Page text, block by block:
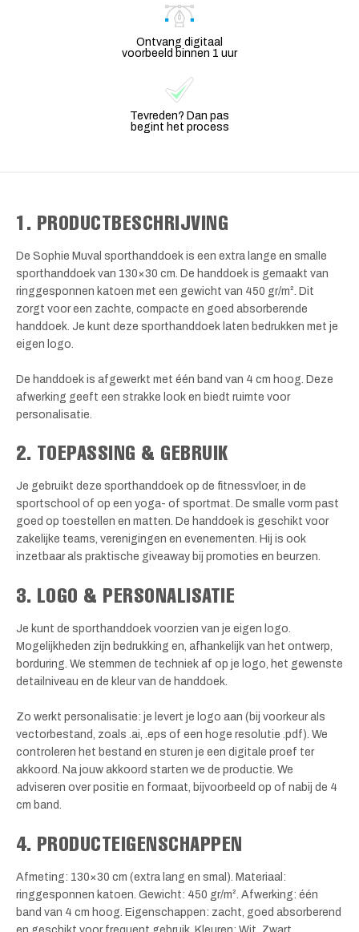
Ontvang digitaal
voorbeeld binnen 1 uur
Tevreden? Dan pas
begint het process
1. PRODUCTBESCHRIJVING
De Sophie Muval sporthanddoek is een extra lange en smalle
sporthanddoek van 130×30 cm. De handdoek is gemaakt van
ringgesponnen katoen met een gewicht van 450 gr/m². Dit
zorgt voor een zachte, compacte en goed absorberende
handdoek. Je kunt deze sporthanddoek laten bedrukken met je
eigen logo.
De handdoek is afgewerkt met één band van 4 cm hoog. Deze
afwerking geeft een strakke look en biedt ruimte voor
personalisatie.
2. TOEPASSING & GEBRUIK
Je gebruikt deze sporthanddoek op de fitnessvloer, in de
sportschool of op een yoga- of sportmat. De smalle vorm past
goed op toestellen en matten. De handdoek is geschikt voor
zakelijke teams, verenigingen en evenementen. Hij is ook
inzetbaar als praktische giveaway bij promoties en beurzen.
3. LOGO & PERSONALISATIE
Je kunt de sporthanddoek voorzien van je eigen logo.
Mogelijkheden zijn bedrukking en, afhankelijk van het ontwerp,
borduring. We stemmen de techniek af op je logo, het gewenste
detailniveau en de kleur van de handdoek.
Zo werkt personalisatie: je levert je logo aan (bij voorkeur als
vectorbestand, zoals .ai, .eps of een hoge resolutie .pdf). We
controleren het bestand en sturen je een digitale proef ter
akkoord. Na jouw akkoord starten we de productie. We
adviseren over positie en formaat, bijvoorbeeld op of nabij de 4
cm band.
4. PRODUCTEIGENSCHAPPEN
Afmeting: 130×30 cm (extra lang en smal). Materiaal:
ringgesponnen katoen. Gewicht: 450 gr/m². Afwerking: één
band van 4 cm hoog. Eigenschappen: zacht, goed absorberend